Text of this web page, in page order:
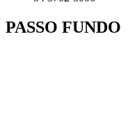
PASSO FUNDO